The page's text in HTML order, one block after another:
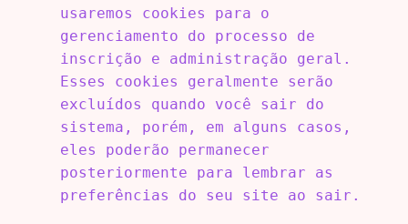
usaremos cookies para o
gerenciamento do processo de
inscrição e administração geral.
Esses cookies geralmente serão
excluídos quando você sair do
sistema, porém, em alguns casos,
eles poderão permanecer
posteriormente para lembrar as
preferências do seu site ao sair.